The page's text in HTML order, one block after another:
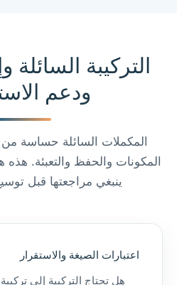
التركيبة السائلة
ودعم
المكملات السائلة حساسة
المكونات والحفظ والتعبئة. هذه
ينبغي مراجعتها قبل
اعتبارات الصيغة والاستقرار
هل تحتاج التركيبة إلى تركيبة